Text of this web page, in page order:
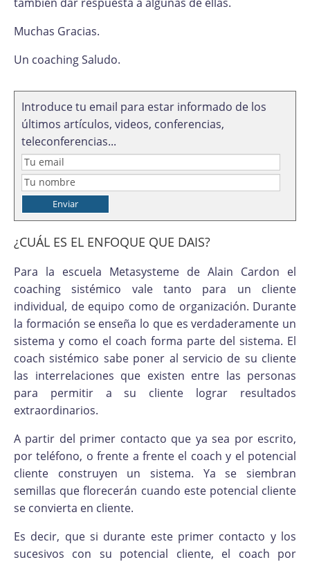
Muchas Gracias.
Un coaching Saludo.
Introduce tu email para estar informado de los
últimos artículos, videos, conferencias,
teleconferencias...
¿CUÁL ES EL ENFOQUE QUE DAIS?
Para la escuela Metasysteme de Alain Cardon el
coaching sistémico vale tanto para un cliente
individual, de equipo como de organización. Durante
la formación se enseña lo que es verdaderamente un
sistema y como el coach forma parte del sistema. El
coach sistémico sabe poner al servicio de su cliente
las interrelaciones que existen entre las personas
para permitir a su cliente lograr resultados
extraordinarios.
A partir del primer contacto que ya sea por escrito,
por teléfono, o frente a frente el coach y el potencial
cliente construyen un sistema. Ya se siembran
semillas que florecerán cuando este potencial cliente
se convierta en cliente.
Es decir, que si durante este primer contacto y los
sucesivos con su potencial cliente, el coach por